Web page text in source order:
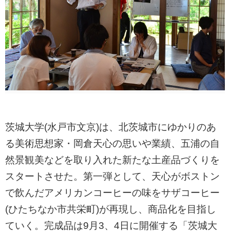
茨城大学(水戸市文京)は、北茨城市にゆかりのあ
る美術思想家・岡倉天心の思いや業績、五浦の自
然景観美などを取り入れた新たな土産品づくりを
スタートさせた。第一弾として、天心がボストン
で飲んだアメリカンコーヒーの味をサザコーヒー
(ひたちなか市共栄町)が再現し、商品化を目指し
ていく。完成品は9月3、4日に開催する「茨城大